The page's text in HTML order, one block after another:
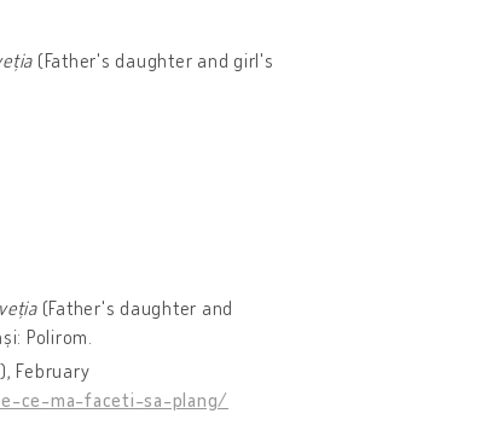
(Father's daughter and girl's
(Father's daughter and
Polirom.
February
ce-ma-faceti-sa-plang/